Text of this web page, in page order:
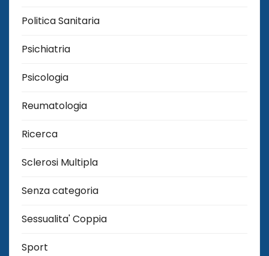
Politica Sanitaria
Psichiatria
Psicologia
Reumatologia
Ricerca
Sclerosi Multipla
Senza categoria
Sessualita' Coppia
Sport